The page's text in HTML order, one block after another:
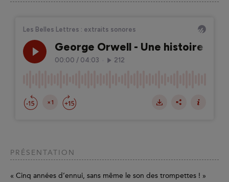
PRÉSENTATION
« Cinq années d’ennui, sans même le son des trompettes ! »